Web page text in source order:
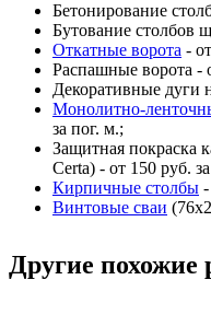
Бетонирование
Бутование столбов
Откатные ворота -
Распашные ворота -
Декоративные дуги
Монолитно-
за пог. м.;
Защитная покраска
Certa) - от 150 руб.
Кирпичные столбы
Винтовые сваи
Другие похожие